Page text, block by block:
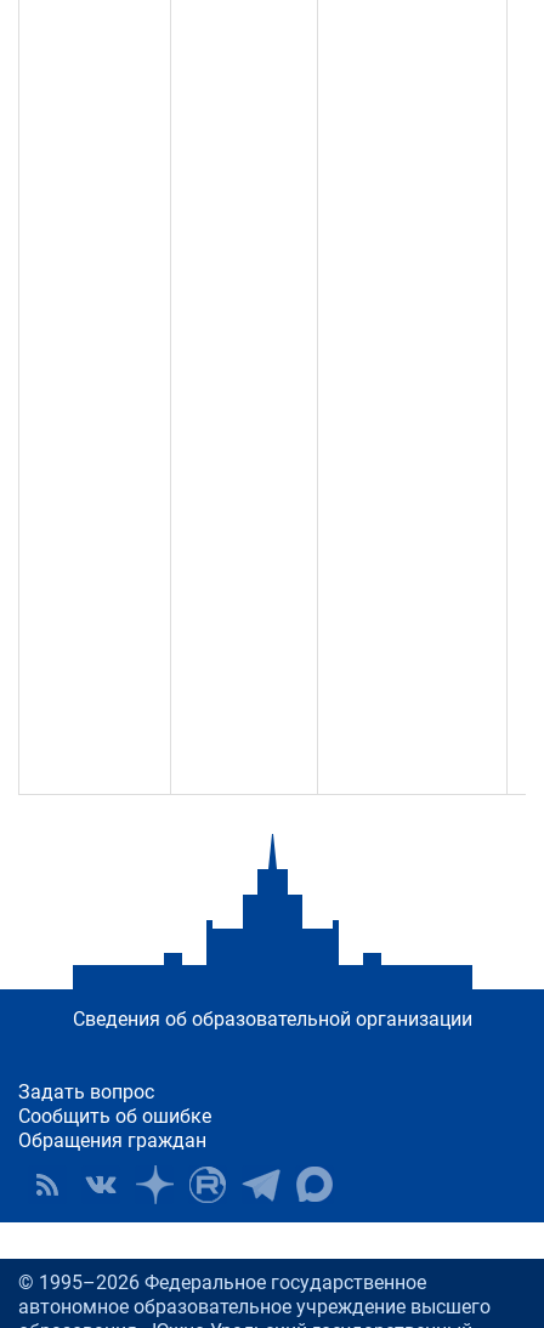
Сведения об образовательной организации
Задать вопрос
Сообщить об ошибке
Обращения граждан
© 1995–2026 Федеральное государственное
автономное образовательное учреждение высшего